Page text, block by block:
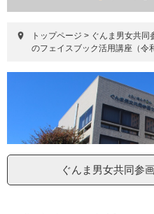
て
トップページ > ぐんま男女共同
のフェイスブック活用講座（令
ぐんま男女共同参